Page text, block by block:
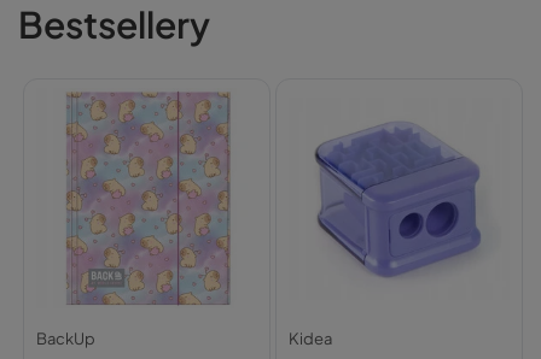
Bestsellery
BackUp Kidea